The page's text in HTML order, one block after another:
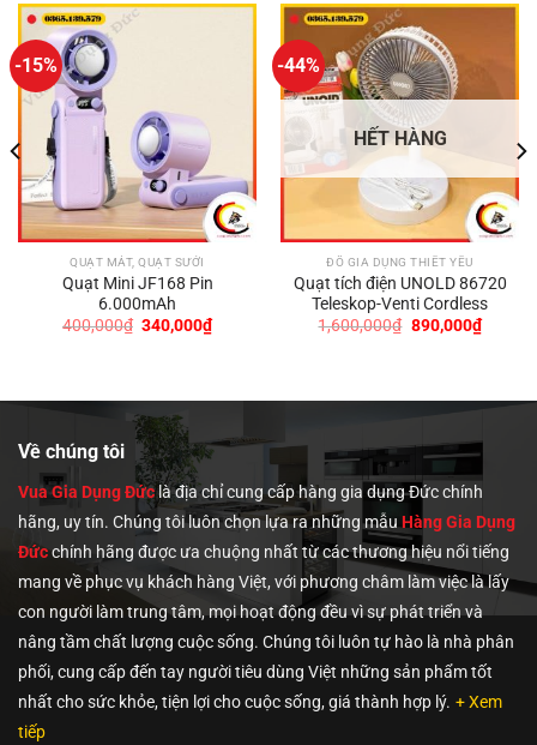
-15%
QUẠT MÁT, QUẠT SƯỞI
Quạt Mini JF168 Pin
6.000mAh
400,000₫ Giá
340,000₫Giá
hiện
-44%
HẾT HÀNG
ĐỒ GIA DỤNG THIẾT YẾU
Quạt tích điện UNOLD 86720
Teleskop-Venti Cordless
1,600,000₫ Giá
890,000₫Giá
hiện
Về chúng tôi
Vua Gia Dụng Đứclà địa chỉ cung cấp hàng gia dụng Đức chính
hãng, uy tín. Chúng tôiluôn chọn lựa ra những mẫu Hàng Gia Dụng
Đứcchính hãng được ưa chuộng nhất từ các thương hiệu nổi tiếng
mang về phục vụ khách hàng Việt, với phương châm làm việc là lấy
con người làm trung tâm, mọi hoạt động đều vì sự phát triển và
nâng tầm chất lượng cuộc sống. Chúng tôi luôn tự hào là nhà phân
phối, cung cấp đến tay người tiêu dùng Việt những sản phẩm tốt
nhất cho sức khỏe, tiện lợi cho cuộc sống, giá thành hợp lý. + Xem
tiếp